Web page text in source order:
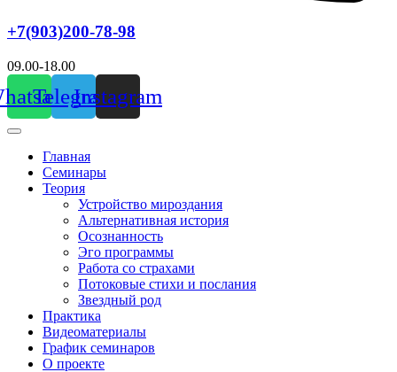
+7(903)200-78-98
09.00-18.00
TelegramInstagram
Главная
Семинары
Теория
Устройство мироздания
Альтернативная история
Осознанность
Эго программы
Работа со страхами
Потоковые стихи и послания
Звездный род
Практика
Видеоматериалы
График семинаров
О проекте